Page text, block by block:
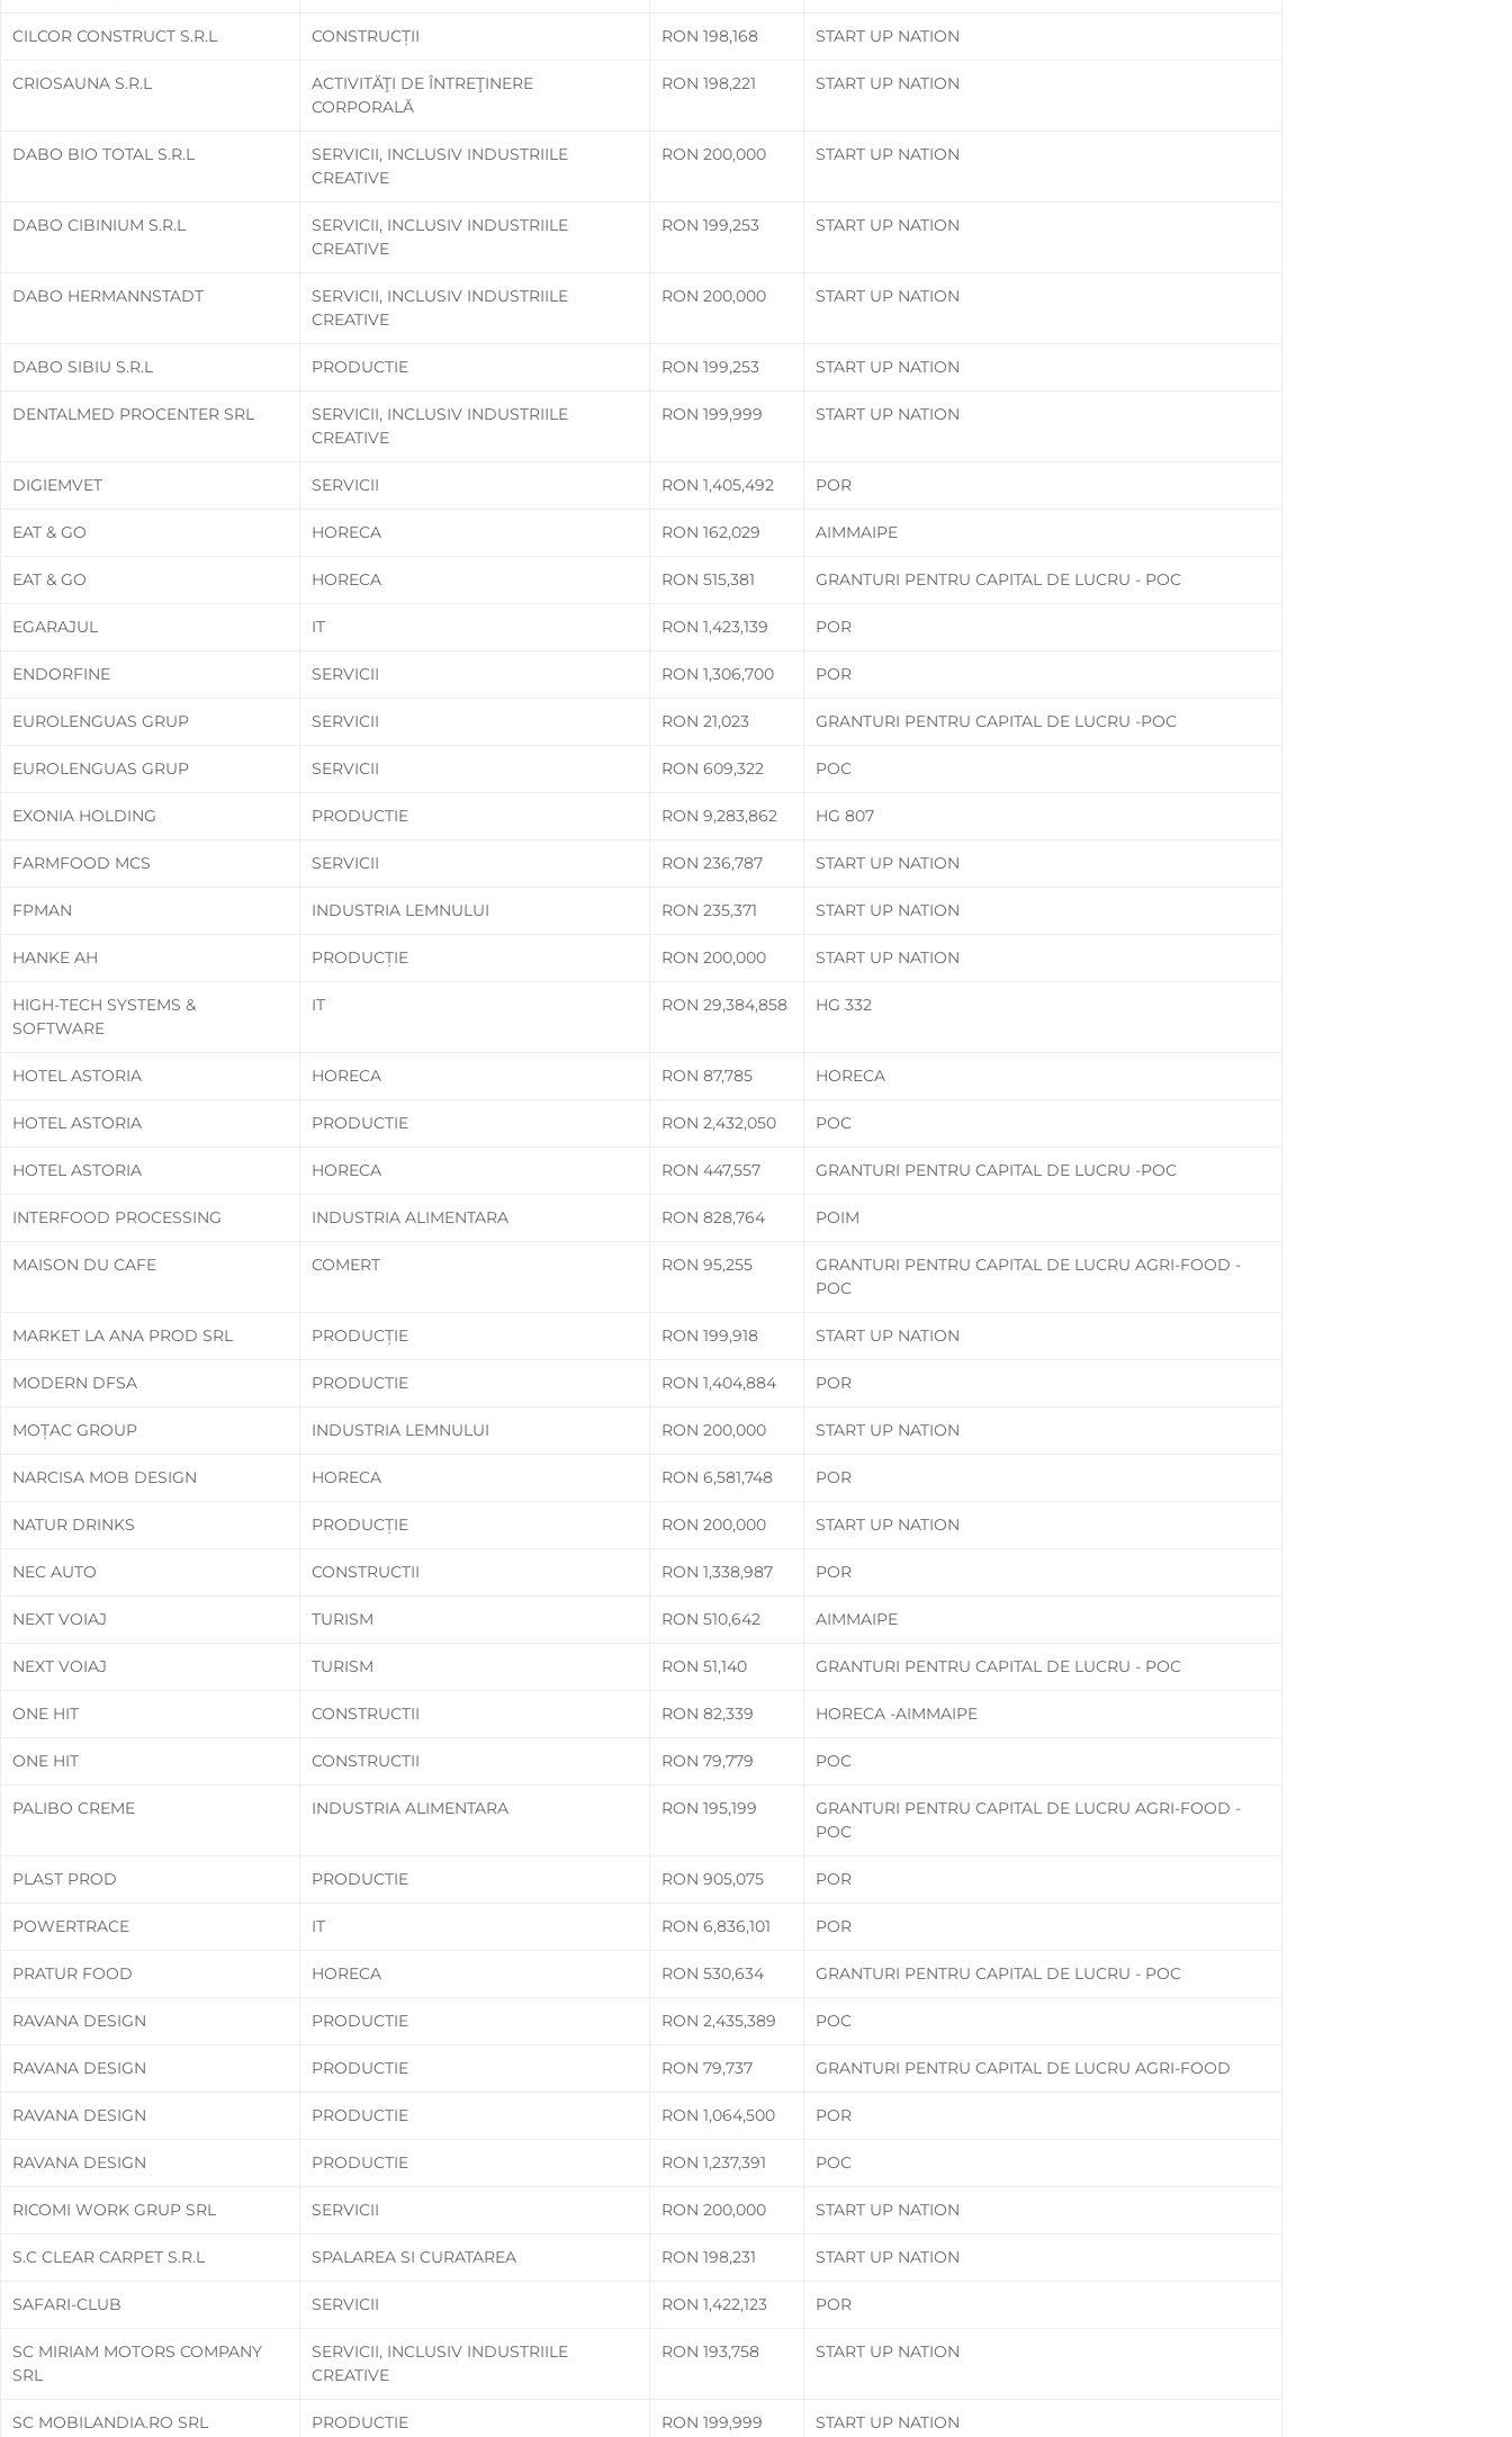
CILCOR CONSTRUCT S.R.L CONSTRUCȚII RON 198,168 START UP NATION
CRIOSAUNA S.R.L
ACTIVITĂŢI DE ÎNTREŢINERE
CORPORALĂ
RON 198,221 START UP NATION
DABO BIO TOTAL S.R.L
SERVICII, INCLUSIV INDUSTRIILE
CREATIVE
RON 200,000 START UP NATION
DABO CIBINIUM S.R.L
SERVICII, INCLUSIV INDUSTRIILE
CREATIVE
RON 199,253 START UP NATION
DABO HERMANNSTADT
SERVICII, INCLUSIV INDUSTRIILE
CREATIVE
RON 200,000 START UP NATION
DABO SIBIU S.R.L PRODUCTIE RON 199,253 START UP NATION
DENTALMED PROCENTER SRL
SERVICII, INCLUSIV INDUSTRIILE
CREATIVE
RON 199,999 START UP NATION
DIGIEMVET SERVICII RON 1,405,492 POR
EAT & GO HORECA RON 162,029 AIMMAIPE
EAT & GO HORECA RON 515,381 GRANTURI PENTRU CAPITAL DE LUCRU - POC
EGARAJUL IT RON 1,423,139 POR
ENDORFINE SERVICII RON 1,306,700 POR
EUROLENGUAS GRUP SERVICII RON 21,023 GRANTURI PENTRU CAPITAL DE LUCRU -POC
EUROLENGUAS GRUP SERVICII RON 609,322 POC
EXONIA HOLDING PRODUCTIE RON 9,283,862 HG 807
FARMFOOD MCS SERVICII RON 236,787 START UP NATION
FPMAN INDUSTRIA LEMNULUI RON 235,371 START UP NATION
HANKE AH PRODUCȚIE RON 200,000 START UP NATION
HIGH-TECH SYSTEMS &
SOFTWARE
IT RON 29,384,858 HG 332
HOTEL ASTORIA HORECA RON 87,785 HORECA
HOTEL ASTORIA PRODUCTIE RON 2,432,050 POC
HOTEL ASTORIA HORECA RON 447,557 GRANTURI PENTRU CAPITAL DE LUCRU -POC
INTERFOOD PROCESSING INDUSTRIA ALIMENTARA RON 828,764 POIM
MAISON DU CAFE COMERT RON 95,255
GRANTURI PENTRU CAPITAL DE LUCRU AGRI-FOOD -
POC
MARKET LA ANA PROD SRL PRODUCȚIE RON 199,918 START UP NATION
MODERN DFSA PRODUCTIE RON 1,404,884 POR
MOȚAC GROUP INDUSTRIA LEMNULUI RON 200,000 START UP NATION
NARCISA MOB DESIGN HORECA RON 6,581,748 POR
NATUR DRINKS PRODUCȚIE RON 200,000 START UP NATION
NEC AUTO CONSTRUCTII RON 1,338,987 POR
NEXT VOIAJ TURISM RON 510,642 AIMMAIPE
NEXT VOIAJ TURISM RON 51,140 GRANTURI PENTRU CAPITAL DE LUCRU - POC
ONE HIT CONSTRUCTII RON 82,339 HORECA -AIMMAIPE
ONE HIT CONSTRUCTII RON 79,779 POC
PALIBO CREME INDUSTRIA ALIMENTARA RON 195,199
GRANTURI PENTRU CAPITAL DE LUCRU AGRI-FOOD -
POC
PLAST PROD PRODUCTIE RON 905,075 POR
POWERTRACE IT RON 6,836,101 POR
PRATUR FOOD HORECA RON 530,634 GRANTURI PENTRU CAPITAL DE LUCRU - POC
RAVANA DESIGN PRODUCTIE RON 2,435,389 POC
RAVANA DESIGN PRODUCTIE RON 79,737 GRANTURI PENTRU CAPITAL DE LUCRU AGRI-FOOD
RAVANA DESIGN PRODUCTIE RON 1,064,500 POR
RAVANA DESIGN PRODUCTIE RON 1,237,391 POC
RICOMI WORK GRUP SRL SERVICII RON 200,000 START UP NATION
S.C CLEAR CARPET S.R.L SPALAREA SI CURATAREA RON 198,231 START UP NATION
SAFARI-CLUB SERVICII RON 1,422,123 POR
SC MIRIAM MOTORS COMPANY
SRL
SERVICII, INCLUSIV INDUSTRIILE
CREATIVE
RON 193,758 START UP NATION
SC MOBILANDIA.RO SRL PRODUCTIE RON 199,999 START UP NATION